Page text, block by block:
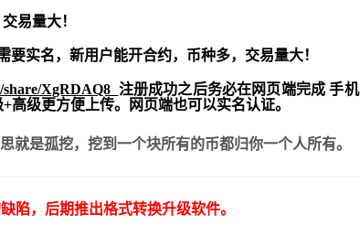
易量大！
要实名，新用户能开合约， 币种多，交易量大！
share/XgRDAQ8 注册成功之后务必在网页端完成 手
级更方便上传。网页端也可以实名认证。
是孤挖，挖到一个块所有的币都归你一个人所有。
陷，后期推出格式转换升级软件。